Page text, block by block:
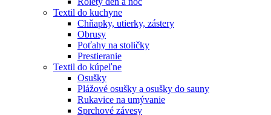
Textil do kuchyne
Chňapky, utierky, zástery
Obrusy
Poťahy na stoličky
Prestieranie
Textil do kúpeľne
Osušky
Plážové osušky a osušky do sauny
Rukavice na umývanie
Sprchové závesy